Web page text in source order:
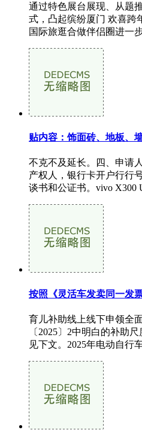
通过特色展台展现、从题
式，凸起缤纷厦门 欢喜跨
国际旅逛合做伴侣圈进一
贴内容：饰面砖、地板、
不克不及延长。四、申请
产权人，银行卡开户行行
谈书和公证书。vivo X300
按照《灵活车发卖同一发
育儿补助线上线下申领全
〔2025〕2中明白的补助
见下文。2025年电动自行